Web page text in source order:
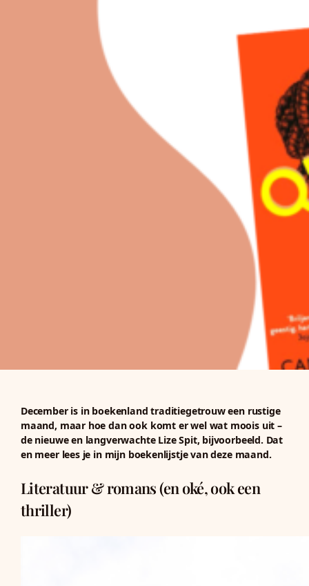
December is in boekenland traditiegetrouw een rustige
maand, maar hoe dan ook komt er wel wat moois uit –
de nieuwe en langverwachte Lize Spit, bijvoorbeeld. Dat
en meer lees je in mijn boekenlijstje van deze maand.
Literatuur & romans (en oké, ook een
thriller)